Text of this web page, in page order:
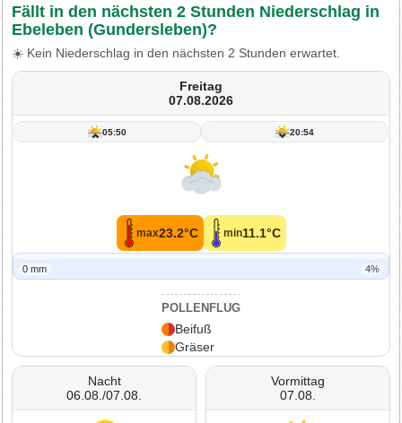
Fällt in den nächsten 2 Stunden Niederschlag in
Ebeleben (Gundersleben)?
☀️ Kein Niederschlag in den nächsten 2 Stunden erwartet.
Freitag
07.08.2026
05:50 20:54
max23.2°C min11.1°C
0 mm 4%
POLLENFLUG
Beifuß
Gräser
Nacht
06.08./07.08.
Vormittag
07.08.